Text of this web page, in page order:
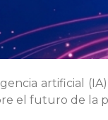
artificial
el futuro de